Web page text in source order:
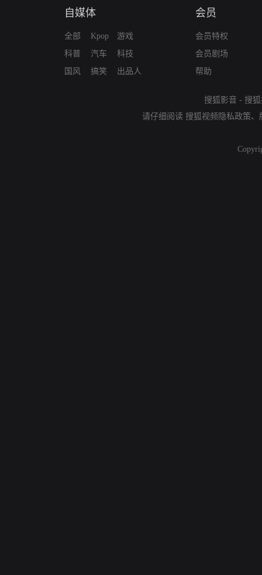
自媒体
全部
科普
国风
Kpop
汽车
搞笑
游戏
科技
出品人
会员
会员特权
会员剧场
帮助
搜狐影音 - 搜
请仔细阅读 搜狐视频隐私政策、